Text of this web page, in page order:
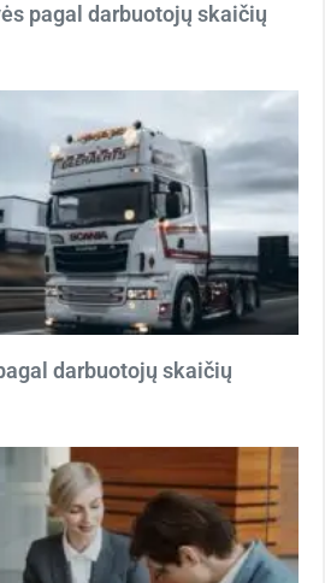
pagal darbuotojų skaičių
darbuotojų skaičių